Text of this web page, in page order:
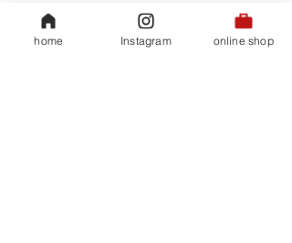
35COFFEE スタッフ一同
ベビーサンゴ移植
home Instagram online shop